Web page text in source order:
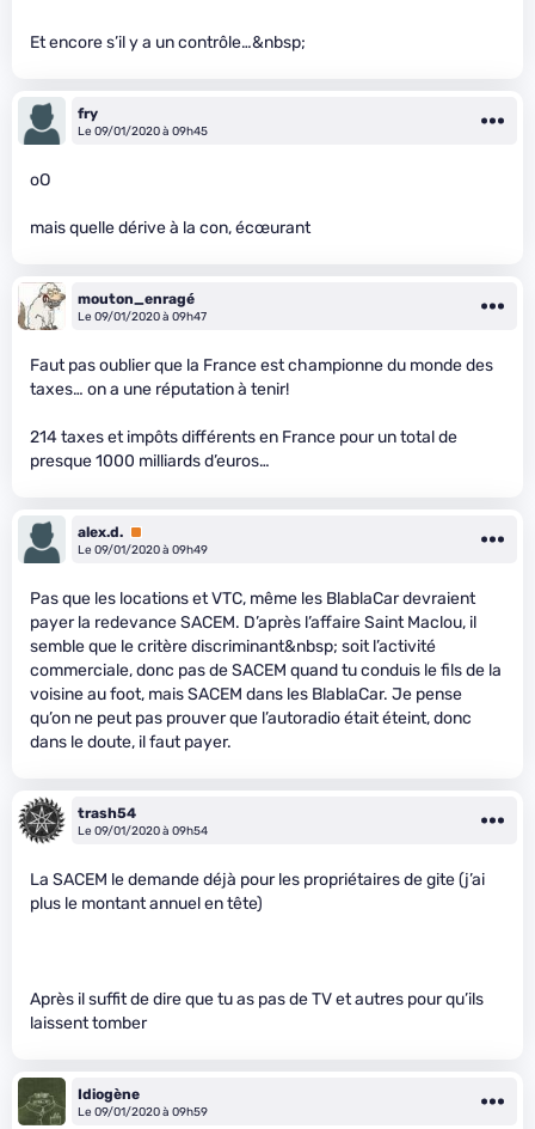
Et encore s’il y a un contrôle…&nbsp;
fry
Le 09/01/2020 à 09h45
oO
mais quelle dérive à la con, écœurant
mouton_enragé
Le 09/01/2020 à 09h47
Faut pas oublier que la France est championne du monde des
taxes… on a une réputation à tenir!
214 taxes et impôts différents en France pour un total de
presque 1000 milliards d’euros…
alex.d. Premium
Le 09/01/2020 à 09h49
Pas que les locations et VTC, même les BlablaCar devraient
payer la redevance SACEM. D’après l’affaire Saint Maclou, il
semble que le critère discriminant&nbsp; soit l’activité
commerciale, donc pas de SACEM quand tu conduis le fils de la
voisine au foot, mais SACEM dans les BlablaCar. Je pense
qu’on ne peut pas prouver que l’autoradio était éteint, donc
dans le doute, il faut payer.
trash54
Le 09/01/2020 à 09h54
La SACEM le demande déjà pour les propriétaires de gite (j’ai
plus le montant annuel en tête)
Après il suffit de dire que tu as pas de TV et autres pour qu’ils
laissent tomber
Idiogène
Le 09/01/2020 à 09h59